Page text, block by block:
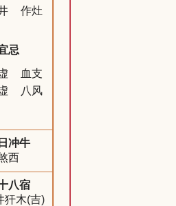
作灶
忌
血支
八风
冲牛
西
八宿
犴木(吉)